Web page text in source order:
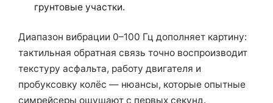
грунтовые участки.
Диапазон вибрации 0–100 Гц дополняет картину:
тактильная обратная связь точно воспроизводит
текстуру асфальта, работу двигателя и
пробуксовку колёс — нюансы, которые опытные
симрейсеры ощущают с первых секунд.